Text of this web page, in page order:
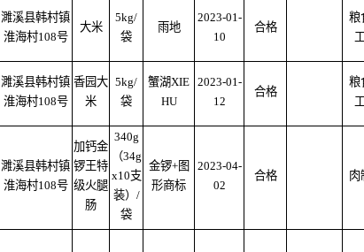
濉溪县韩村镇
淮海村108号
大米
5kg/
袋
雨地
2023-01-
10
合格
粮
濉溪县韩村镇
淮海村108号
香园大
米
5kg/
袋
蟹湖XIE
HU
2023-01-
12
合格
粮
濉溪县韩村镇
淮海村108号
加钙金
锣王特
级火腿
肠
340g
（34g
x10支
装）/
袋
金锣+图
形商标
2023-04-
02
合格 肉